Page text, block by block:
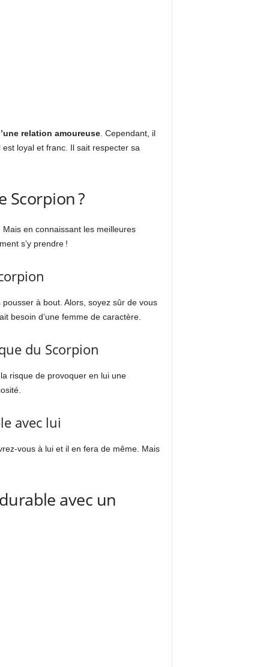
relation amoureuse. Cependant, il
loyal et franc. Il sait respecter sa
Scorpion ?
en connaissant les meilleures
s’y prendre !
à bout. Alors, soyez sûr de vous
besoin d’une femme de caractère.
du Scorpion
risque de provoquer en lui une
avec lui
vous à lui et il en fera de même. Mais
avec un